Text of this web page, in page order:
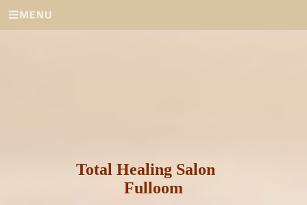
Total Healing Salon
Fulloom